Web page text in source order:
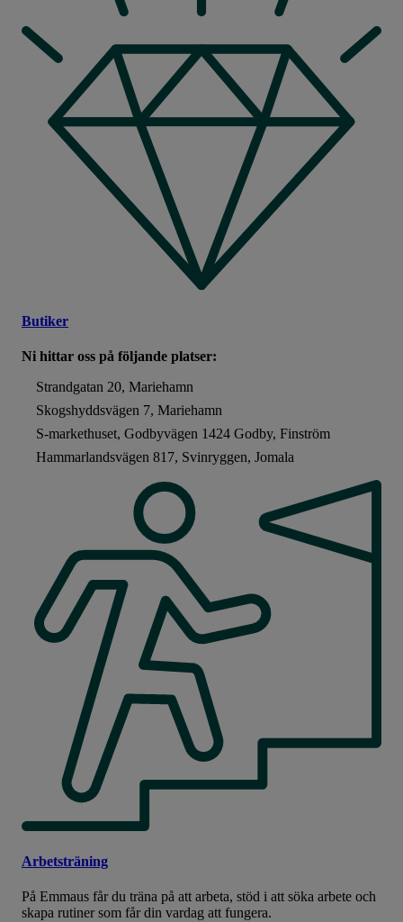
Butiker
Ni hittar oss på följande platser:
Strandgatan 20, Mariehamn
Skogshyddsvägen 7, Mariehamn
S-markethuset, Godbyvägen 1424 Godby, Finström
Hammarlandsvägen 817, Svinryggen, Jomala
Arbetsträning
På Emmaus får du träna på att arbeta, stöd i att söka arbete och
skapa rutiner som får din vardag att fungera.